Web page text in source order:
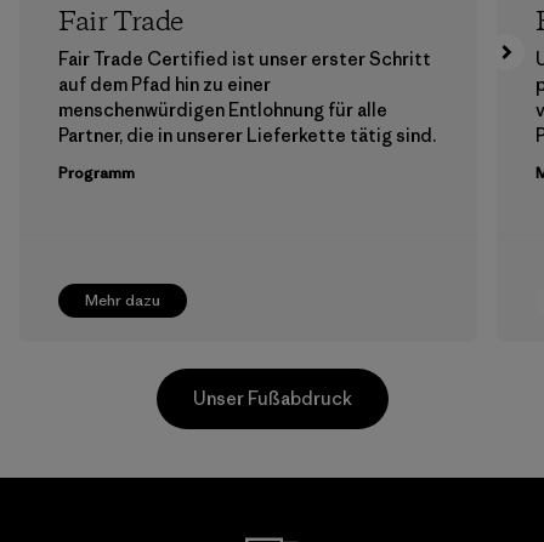
Mehr dazu
Fair Trade
Fair Trade Certified ist unser erster Schritt
auf dem Pfad hin zu einer
menschenwürdigen Entlohnung für alle
Partner, die in unserer Lieferkette tätig sind.
Programm
Unser Fußabdruck